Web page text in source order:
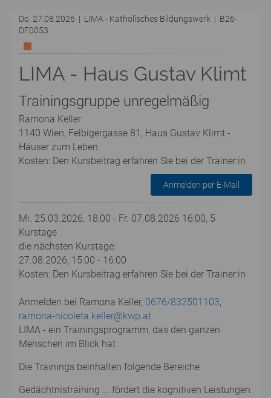
Do. 27.08.2026 | LIMA - Katholisches Bildungswerk | B26-
DF0053
LIMA - Haus Gustav Klimt
Trainingsgruppe unregelmäßig
Ramona Keller
1140 Wien, Felbigergasse 81, Haus Gustav Klimt -
Häuser zum Leben
Kosten: Den Kursbeitrag erfahren Sie bei der Trainer:in
Anmelden per E-Mail
Mi. 25.03.2026, 18:00 - Fr. 07.08.2026 16:00, 5
Kurstage
die nächsten Kurstage:
27.08.2026, 15:00 - 16:00
Kosten: Den Kursbeitrag erfahren Sie bei der Trainer:in
Anmelden bei Ramona Keller, 0676/832501103,
ramona-nicoleta.keller@kwp.at
LIMA - ein Trainingsprogramm, das den ganzen
Menschen im Blick hat
Die Trainings beinhalten folgende Bereiche
Gedächtnistraining ... fördert die kognitiven Leistungen